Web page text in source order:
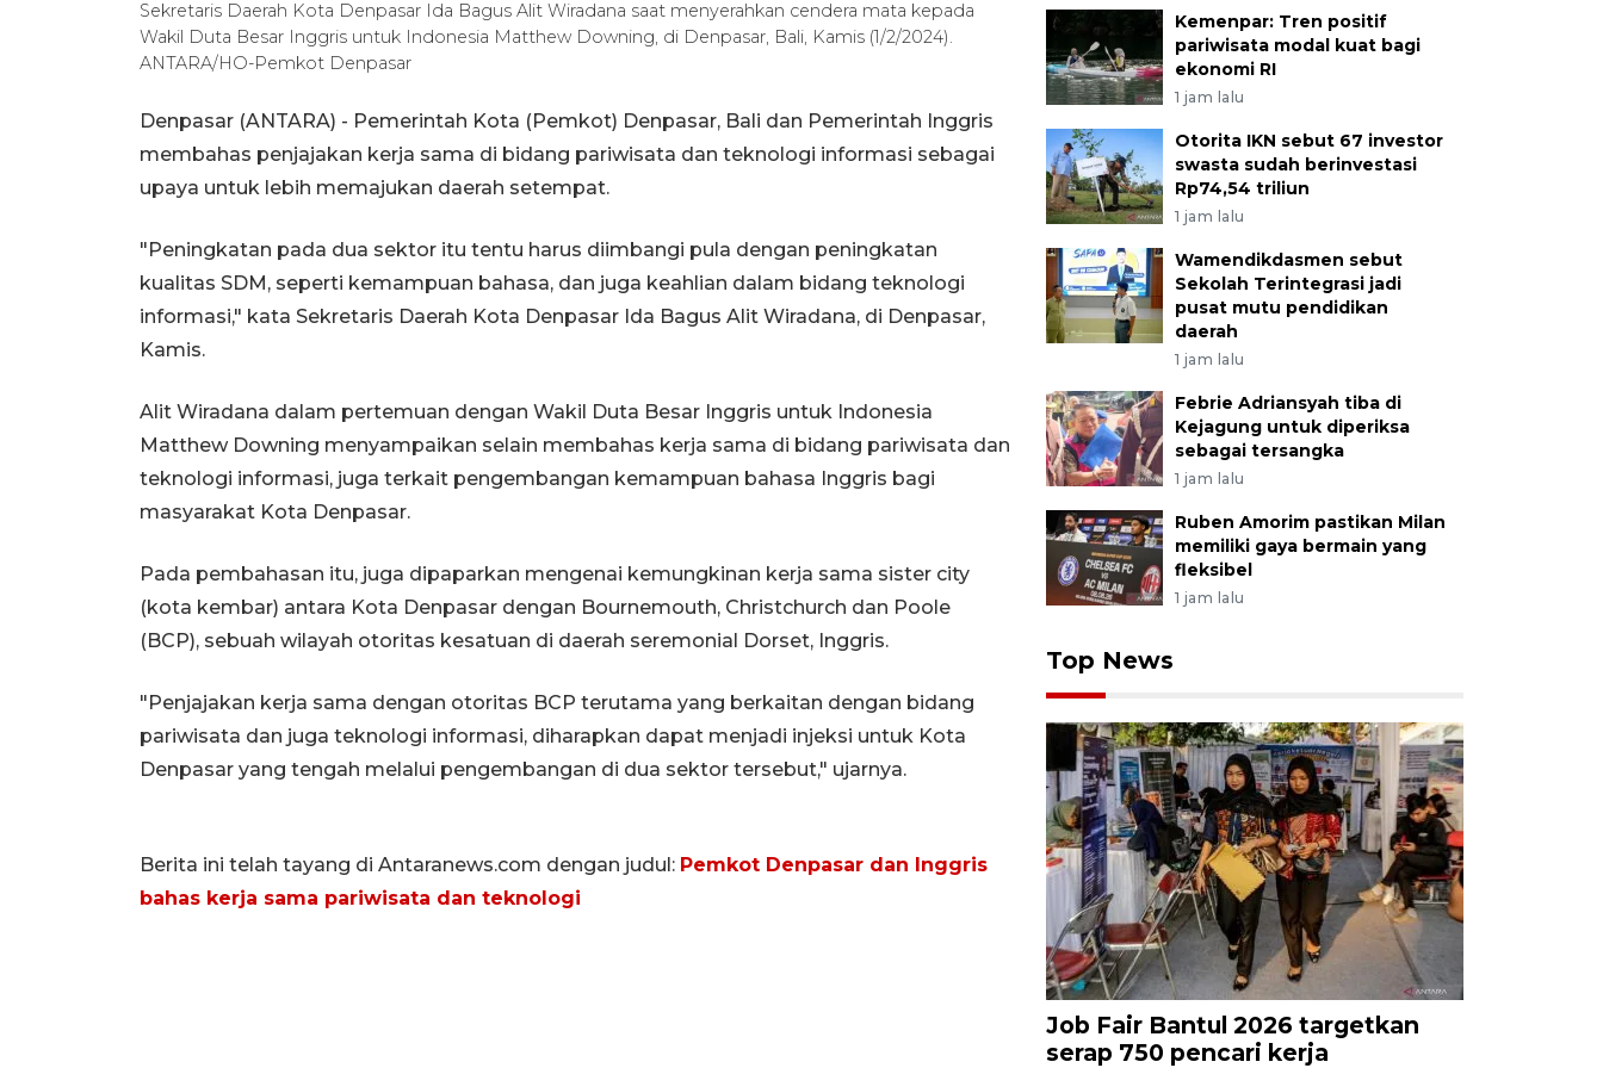
Sekretaris Daerah Kota Denpasar Ida Bagus Alit Wiradana saat menyerahkan cendera mata kepada
Wakil Duta Besar Inggris untuk Indonesia Matthew Downing, di Denpasar, Bali, Kamis (1/2/2024).
ANTARA/HO-Pemkot Denpasar
Denpasar (ANTARA) - Pemerintah Kota (Pemkot) Denpasar, Bali dan Pemerintah Inggris
membahas penjajakan kerja sama di bidang pariwisata dan teknologi informasi sebagai
upaya untuk lebih memajukan daerah setempat.
"Peningkatan pada dua sektor itu tentu harus diimbangi pula dengan peningkatan
kualitas SDM, seperti kemampuan bahasa, dan juga keahlian dalam bidang teknologi
informasi," kata Sekretaris Daerah Kota Denpasar Ida Bagus Alit Wiradana, di Denpasar,
Kamis.
Alit Wiradana dalam pertemuan dengan Wakil Duta Besar Inggris untuk Indonesia
Matthew Downing menyampaikan selain membahas kerja sama di bidang pariwisata dan
teknologi informasi, juga terkait pengembangan kemampuan bahasa Inggris bagi
masyarakat Kota Denpasar.
Pada pembahasan itu, juga dipaparkan mengenai kemungkinan kerja sama sister city
(kota kembar) antara Kota Denpasar dengan Bournemouth, Christchurch dan Poole
(BCP), sebuah wilayah otoritas kesatuan di daerah seremonial Dorset, Inggris.
"Penjajakan kerja sama dengan otoritas BCP terutama yang berkaitan dengan bidang
pariwisata dan juga teknologi informasi, diharapkan dapat menjadi injeksi untuk Kota
Denpasar yang tengah melalui pengembangan di dua sektor tersebut," ujarnya.
Berita ini telah tayang di Antaranews.com dengan judul: Pemkot Denpasar dan Inggris
bahas kerja sama pariwisata dan teknologi
Kemenpar: Tren positif
pariwisata modal kuat bagi
ekonomi RI
1 jam lalu
Otorita IKN sebut 67 investor
swasta sudah berinvestasi
Rp74,54 triliun
1 jam lalu
Wamendikdasmen sebut
Sekolah Terintegrasi jadi
pusat mutu pendidikan
daerah
1 jam lalu
Febrie Adriansyah tiba di
Kejagung untuk diperiksa
sebagai tersangka
1 jam lalu
Ruben Amorim pastikan Milan
memiliki gaya bermain yang
fleksibel
1 jam lalu
Top News
Job Fair Bantul 2026 targetkan
serap 750 pencari kerja